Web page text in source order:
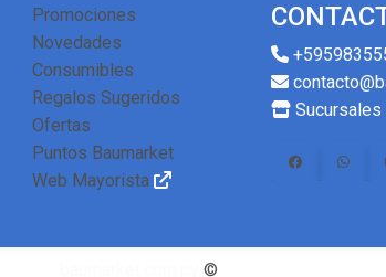
Promociones
Novedades
Consumibles
Regalos Sugeridos
Ofertas
Puntos Baumarket
Web Mayorista
Sucursales
©